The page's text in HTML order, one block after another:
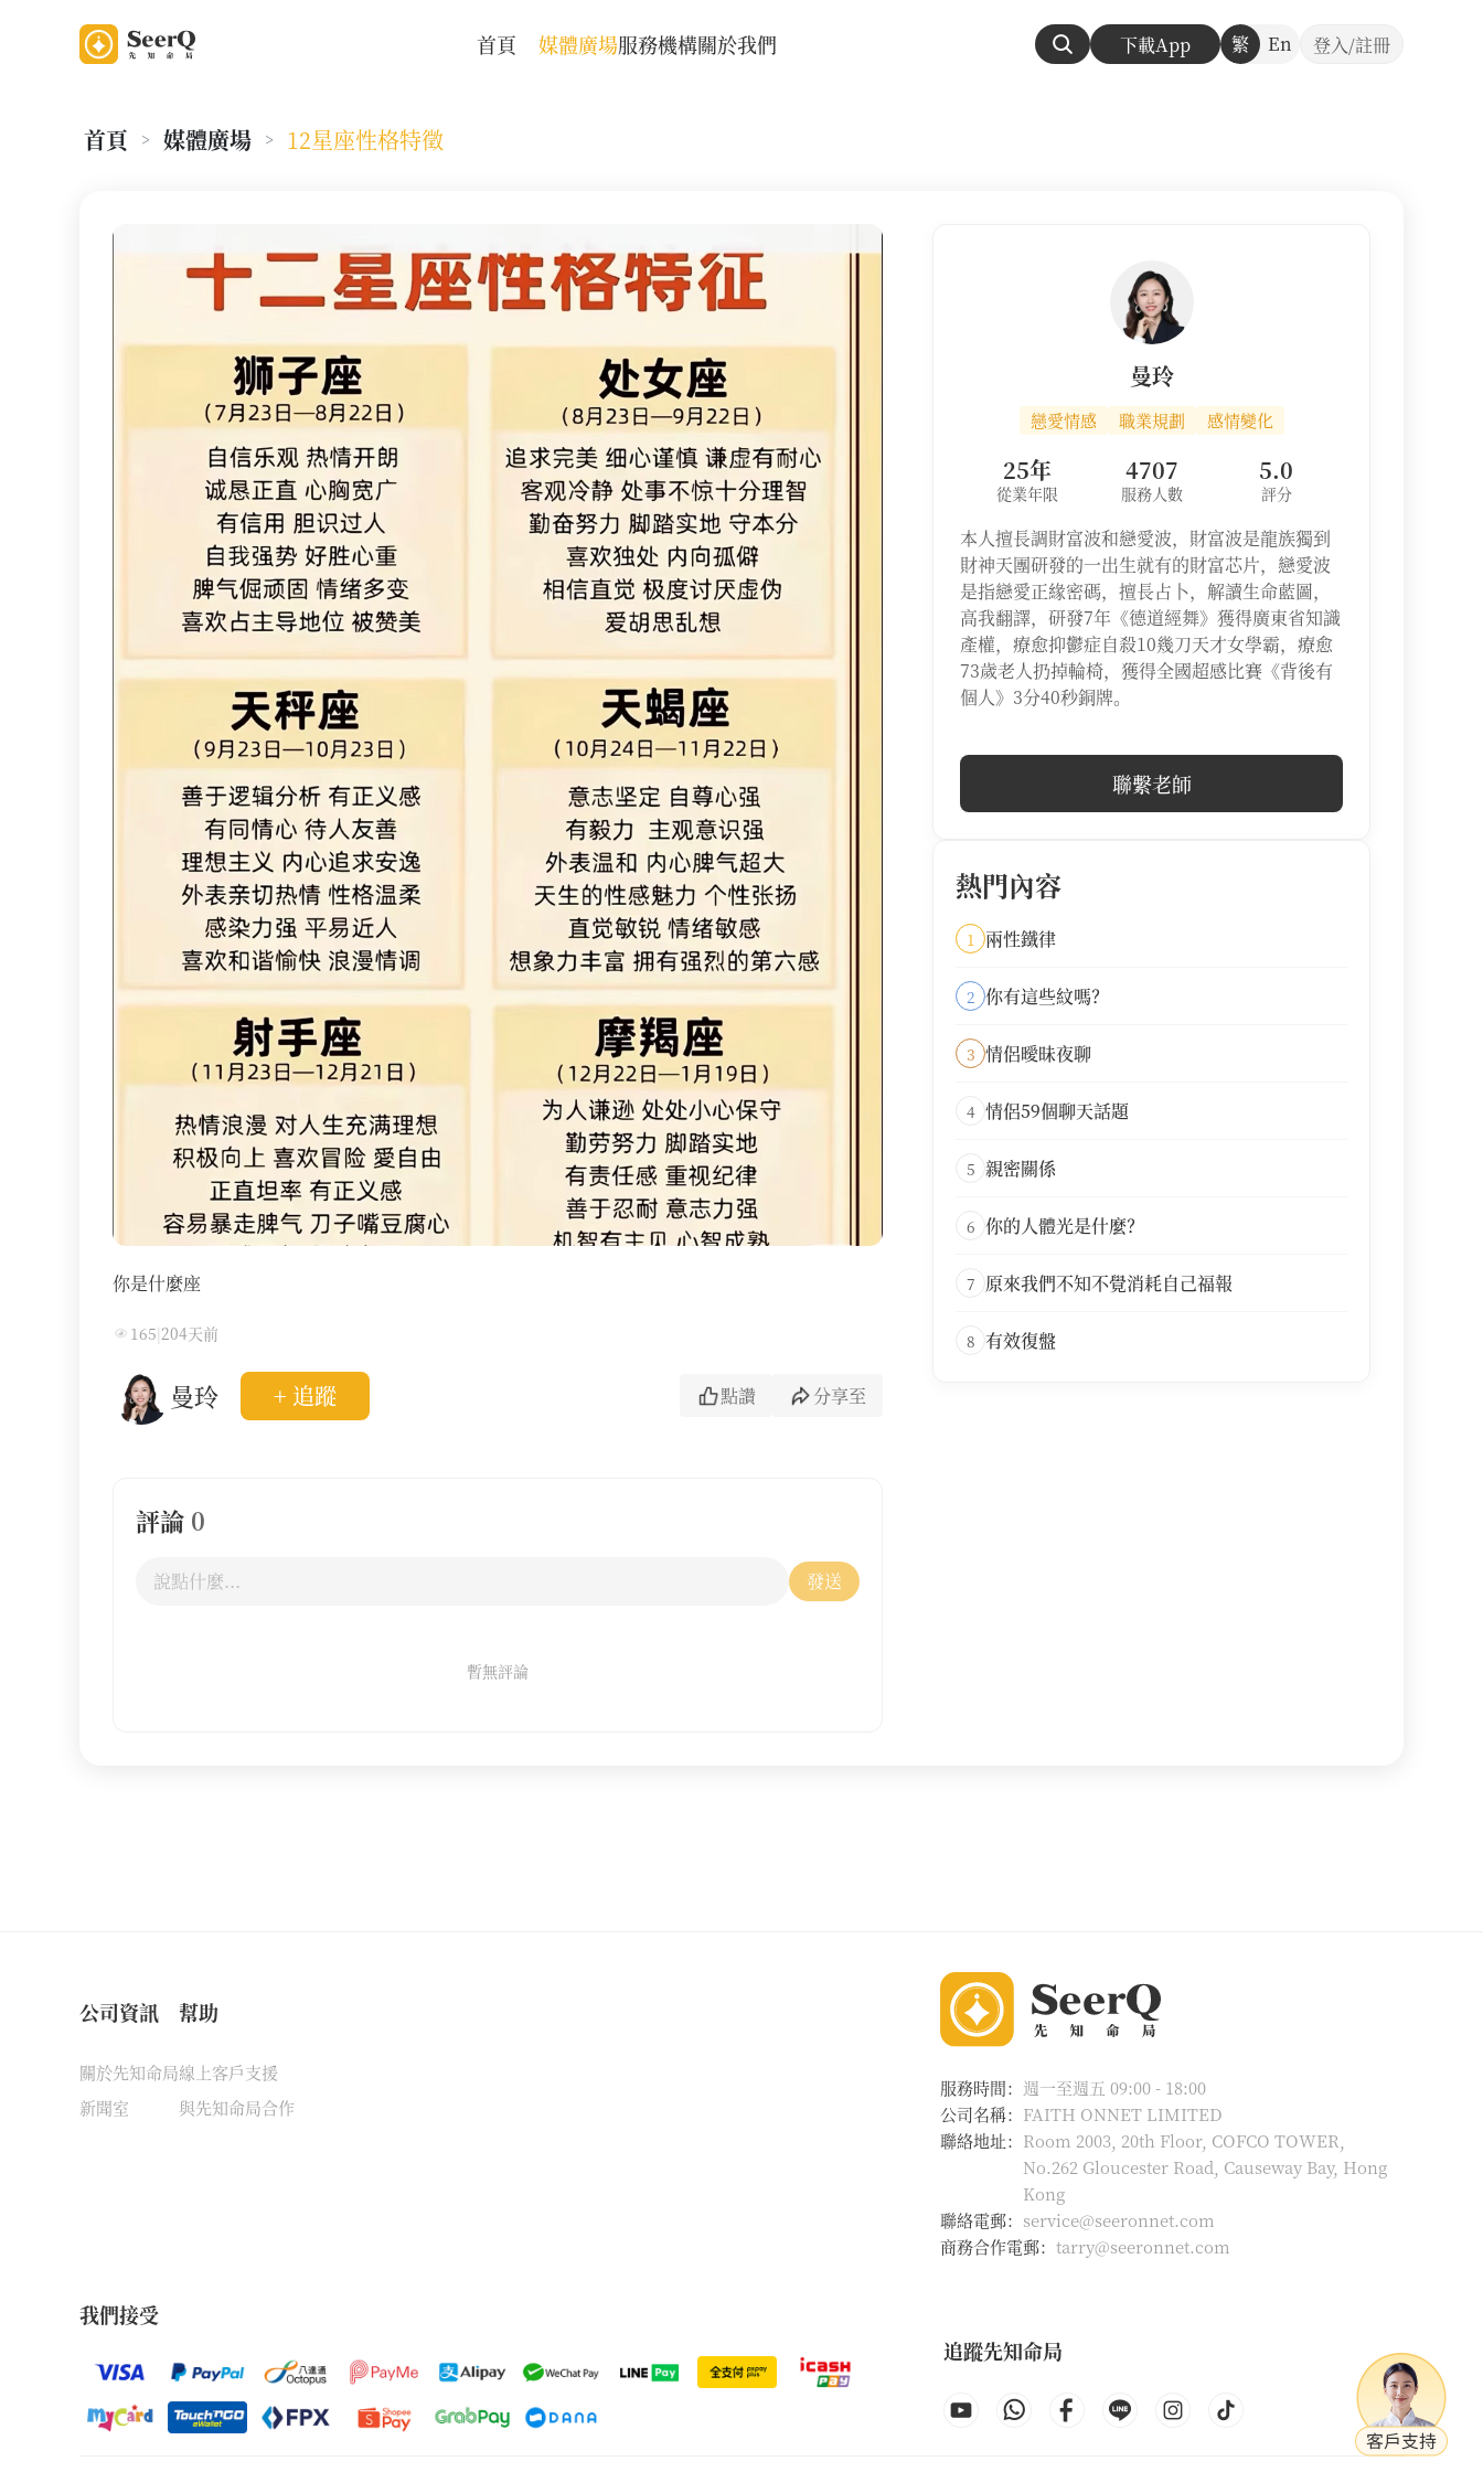
首頁 媒體廣場服務機構關於我們 下載App 繁 En 登入/註冊
首頁 > 媒體廣場 > 12星座性格特徵
你是什麼座
165|204天前
曼玲 + 追蹤 點讚 分享至
評論 0
發送
暫無評論
曼玲
戀愛情感 職業規劃 感情變化
25年
從業年限
4707
服務人數
5.0
評分
本人擅長調財富波和戀愛波，財富波是龍族獨到
財神天團研發的一出生就有的財富芯片，戀愛波
是指戀愛正緣密碼，擅長占卜，解讀生命藍圖，
高我翻譯，研發7年《德道經舞》獲得廣東省知識
產權，療愈抑鬱症自殺10幾刀天才女學霸，療愈
73歲老人扔掉輪椅，獲得全國超感比賽《背後有
個人》3分40秒銅牌。
聯繫老師
熱門內容
1 兩性鐵律
2 你有這些紋嗎？
3 情侶曖昧夜聊
4 情侶59個聊天話題
5 親密關係
6 你的人體光是什麼？
7 原來我們不知不覺消耗自己福報
8 有效復盤
公司資訊
關於先知命局
新聞室
幫助
線上客戶支援
與先知命局合作
服務時間： 週一至週五 09:00 - 18:00
公司名稱： FAITH ONNET LIMITED
聯絡地址： Room 2003, 20th Floor, COFCO TOWER,
No.262 Gloucester Road, Causeway Bay, Hong
Kong
聯絡電郵： service@seeronnet.com
商務合作電郵： tarry@seeronnet.com
我們接受
追蹤先知命局